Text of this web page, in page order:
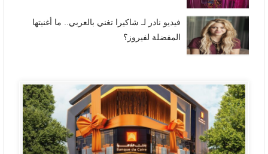
فيديو نادر لـ شاكيرا تغني بالعربي.. ما أغنيتها
المفضلة لفيروز؟